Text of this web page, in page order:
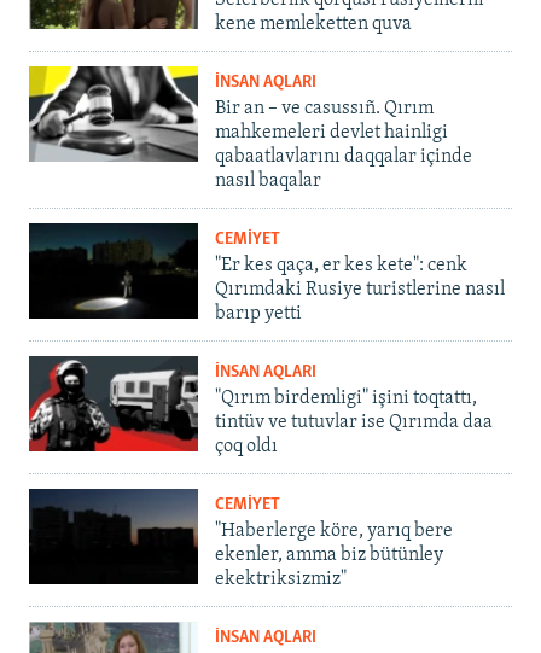
kene memleketten quva
İNSAN AQLARI
Bir an – ve casussıñ. Qırım
mahkemeleri devlet hainligi
qabaatlavlarını daqqalar içinde
nasıl baqalar
CEMİYET
"Er kes qaça, er kes kete": cenk
Qırımdaki Rusiye turistlerine nasıl
barıp yetti
İNSAN AQLARI
"Qırım birdemligi" işini toqtattı,
tintüv ve tutuvlar ise Qırımda daa
çoq oldı
CEMİYET
"Haberlerge köre, yarıq bere
ekenler, amma biz bütünley
ekektriksizmiz"
İNSAN AQLARI